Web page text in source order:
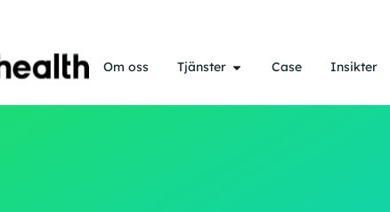
Om oss Tjänster Case Insikter